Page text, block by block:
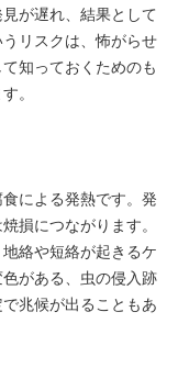
が遅れ、結果として
リスクは、怖がらせ
知っておくためのも
。
による発熱です。発
損につながります。
絡や短絡が起きるケ
がある、虫の侵入跡
兆候が出ることもあ